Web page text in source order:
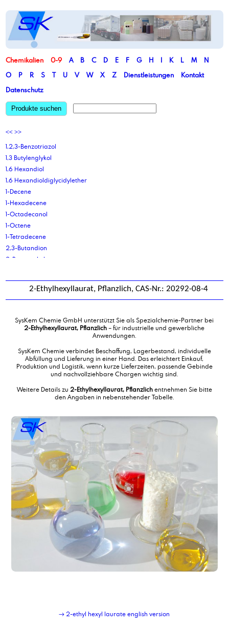
Chemikalien 0-9 A B C D E F G H I K L M
N
O
P R S T U V W X Z Dienstleistungen
Kontakt
Datenschutz
Produkte suchen
<< >>
1,2,3-Benzotriazol
1,3 Butylenglykol
1,6 Hexandiol
1,6 Hexandioldiglycidylether
1-Decene
1-Hexadecene
1-Octadecanol
1-Octene
1-Tetradecene
2,3-Butandion
2-Butoxyethylacetat
2-Ethylhexanol
2-ethylhexanol phosphatester, ethoxiliert, Natriumsalz
2-Ethylhexyl Phosphat, ethoxiliert 3 EO
2-Ethylhexylcocoat
2-Ethylhexylcocoat, destilliert
2-Ethylhexyllaurat, Pflanzlich
2-Ethylhexylpalmitat, Pflanzlich
2-Mercaptobenzothiazol Natrium-Salz 50 %
3-mercapto-1,2,4-triazol
9-decensäure, Methylester
2-Ethylhexyllaurat, Pflanzlich, CAS-Nr.: 20292-08-4
SysKem Chemie GmbH unterstützt Sie als Spezialchemie-Partner bei
2-Ethylhexyllaurat, Pflanzlich– für industrielle und gewerbliche
Anwendungen.
SysKem Chemie verbindet Beschaffung, Lagerbestand, individuelle
Abfüllung und Lieferung in einer Hand. Das erleichtert Einkauf,
Produktion und Logistik, wenn kurze Lieferzeiten, passende Gebinde
und nachvollziehbare Chargen wichtig sind.
Weitere Details zu 2-Ethylhexyllaurat, Pflanzlichentnehmen Sie bitte
den Angaben in nebenstehender Tabelle.
→ 2-ethyl hexyl laurate english version